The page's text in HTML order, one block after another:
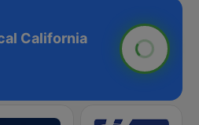
California